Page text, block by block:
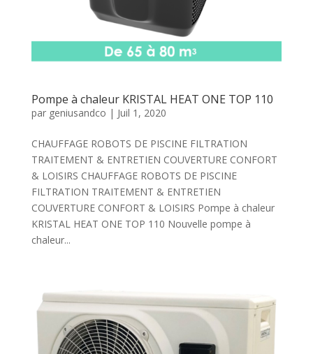
Pompe à chaleur KRISTAL HEAT ONE TOP 110
par geniusandco | Juil 1, 2020
CHAUFFAGE ROBOTS DE PISCINE FILTRATION
TRAITEMENT & ENTRETIEN COUVERTURE CONFORT
& LOISIRS CHAUFFAGE ROBOTS DE PISCINE
FILTRATION TRAITEMENT & ENTRETIEN
COUVERTURE CONFORT & LOISIRS Pompe à chaleur
KRISTAL HEAT ONE TOP 110 Nouvelle pompe à
chaleur...